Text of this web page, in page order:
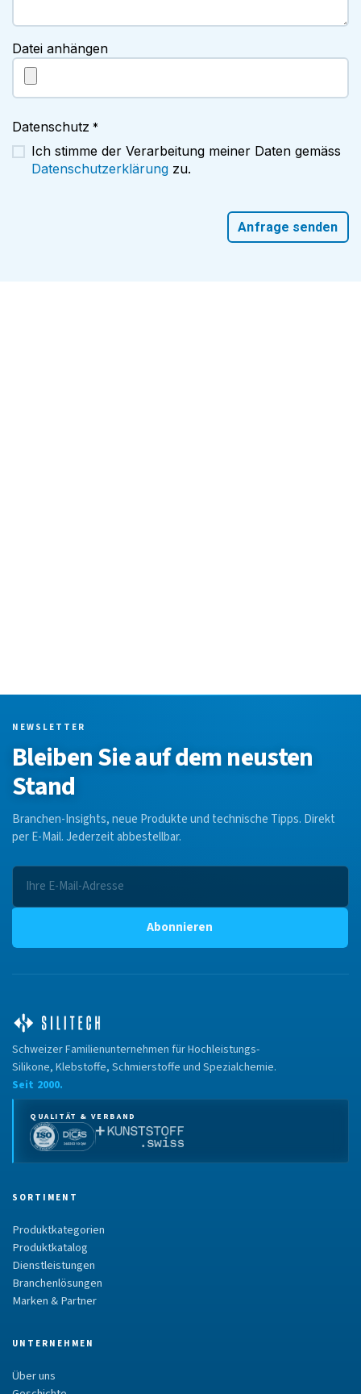
Datei anhängen
Datenschutz *
Ich stimme der Verarbeitung meiner Daten gemäss
Datenschutzerklärung zu.
Anfrage senden
NEWSLETTER
Bleiben Sie auf dem neusten
Stand
Branchen-Insights, neue Produkte und technische Tipps. Direkt
per E-Mail. Jederzeit abbestellbar.
Abonnieren
Schweizer Familienunternehmen für Hochleistungs-
Silikone, Klebstoffe, Schmierstoffe und Spezialchemie.
Seit 2000.
QUALITÄT & VERBAND
SORTIMENT
Produktkategorien
Produktkatalog
Dienstleistungen
Branchenlösungen
Marken & Partner
UNTERNEHMEN
Über uns